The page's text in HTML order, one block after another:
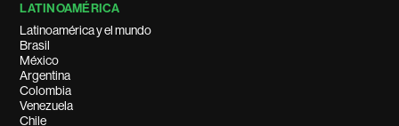
LATINOAMÉRICA
Latinoamérica y el mundo
Brasil
México
Argentina
Colombia
Venezuela
Chile